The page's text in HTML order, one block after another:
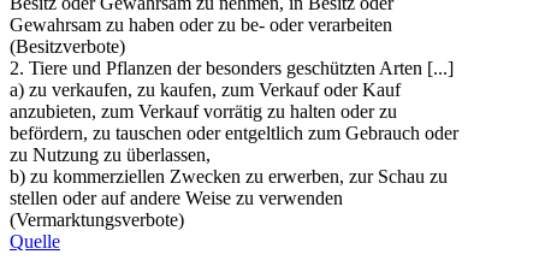
Gewahrsam zu haben oder zu be- oder verarbeiten
(Besitzverbote)
2. Tiere und Pflanzen der besonders geschützten Arten [...]
a) zu verkaufen, zu kaufen, zum Verkauf oder Kauf
anzubieten, zum Verkauf vorrätig zu halten oder zu
befördern, zu tauschen oder entgeltlich zum Gebrauch oder
zu Nutzung zu überlassen,
b) zu kommerziellen Zwecken zu erwerben, zur Schau zu
stellen oder auf andere Weise zu verwenden
(Vermarktungsverbote)
Quelle